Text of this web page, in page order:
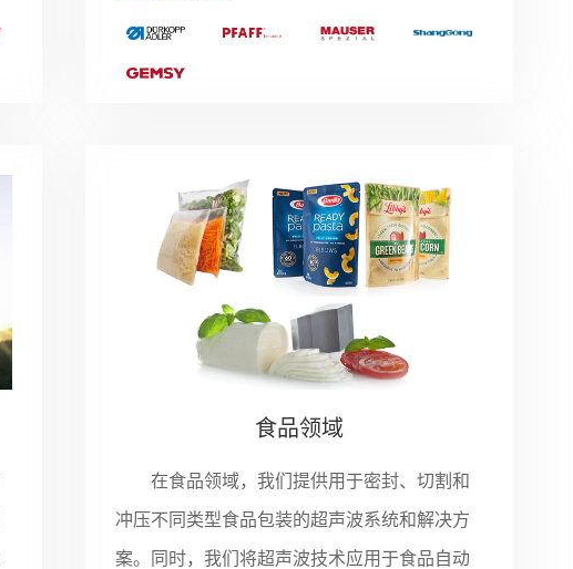
食品领域
在食品领域，我们提供用于密封、切割和
冲压不同类型食品包装的超声波系统和解决方
案。同时，我们将超声波技术应用于食品自动